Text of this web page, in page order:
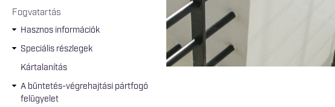
Fogvatartás
Hasznos információk
Speciális részlegek
Kártalanítás
A büntetés-végrehajtási pártfogó
felügyelet